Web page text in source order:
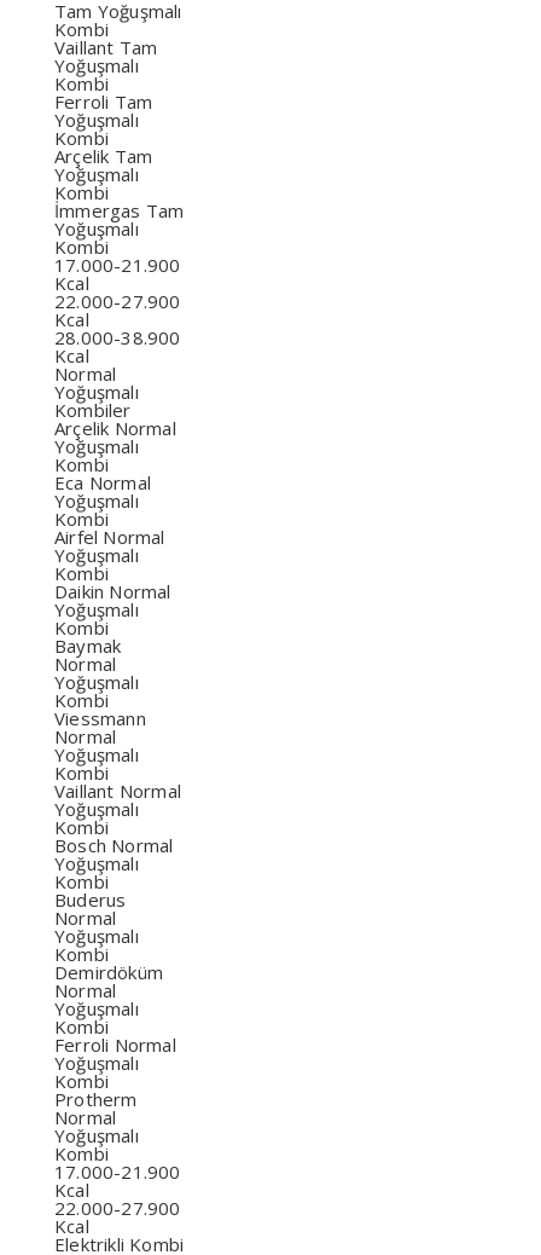
Tam Yoğuşmalı
Kombi
Vaillant Tam
Yoğuşmalı
Kombi
Ferroli Tam
Yoğuşmalı
Kombi
Arçelik Tam
Yoğuşmalı
Kombi
İmmergas Tam
Yoğuşmalı
Kombi
17.000-21.900
Kcal
22.000-27.900
Kcal
28.000-38.900
Kcal
Normal
Yoğuşmalı
Kombiler
Arçelik Normal
Yoğuşmalı
Kombi
Eca Normal
Yoğuşmalı
Kombi
Airfel Normal
Yoğuşmalı
Kombi
Daikin Normal
Yoğuşmalı
Kombi
Baymak
Normal
Yoğuşmalı
Kombi
Viessmann
Normal
Yoğuşmalı
Kombi
Vaillant Normal
Yoğuşmalı
Kombi
Bosch Normal
Yoğuşmalı
Kombi
Buderus
Normal
Yoğuşmalı
Kombi
Demirdöküm
Normal
Yoğuşmalı
Kombi
Ferroli Normal
Yoğuşmalı
Kombi
Protherm
Normal
Yoğuşmalı
Kombi
17.000-21.900
Kcal
22.000-27.900
Kcal
Elektrikli Kombi